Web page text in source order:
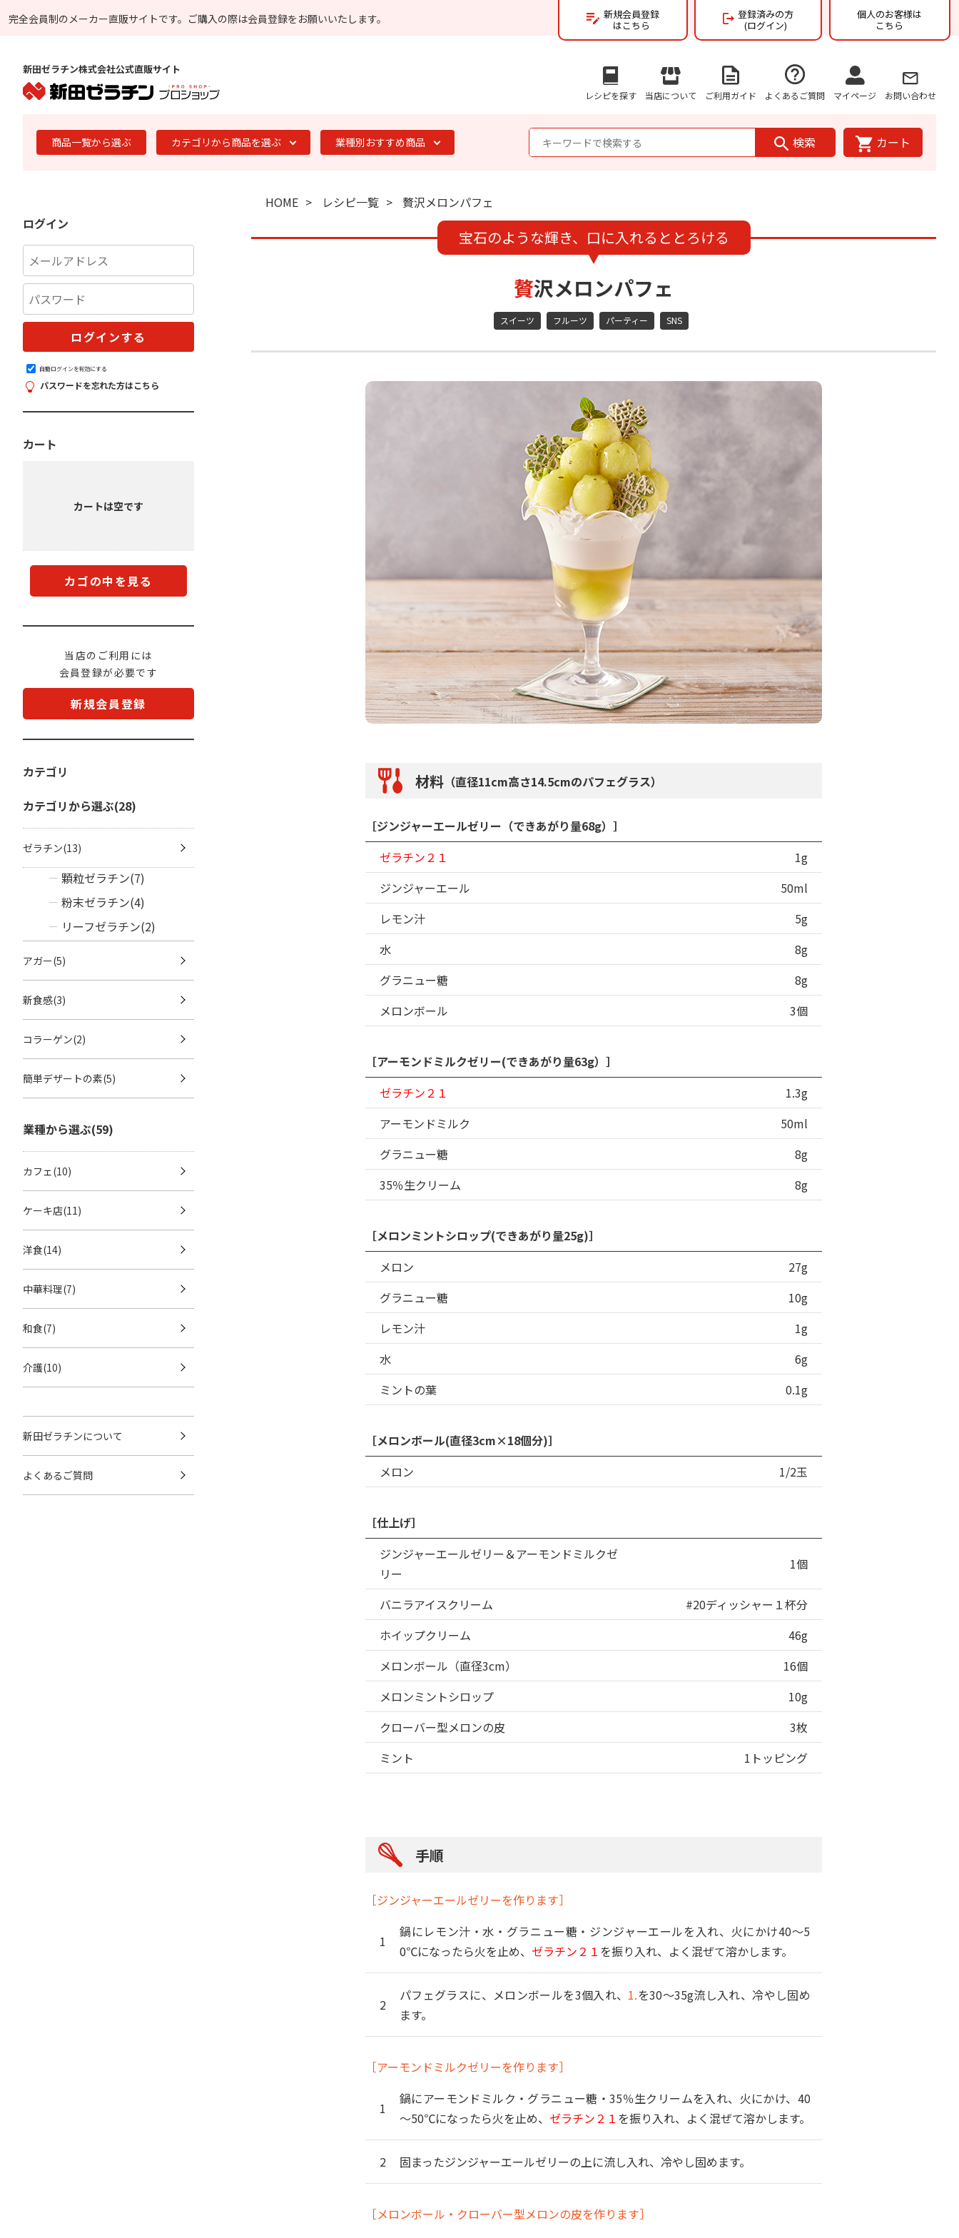
完全会員制のメーカー直販サイトです。 ご購入の際は会員登録をお願いいたします。
新規会員登録
はこちら
登録済みの方
(ログイン)
個人のお客様は
こちら
新田ゼラチン株式会社公式直販サイト
レシピを探す 当店について ご利用ガイド よくあるご質問 マイページ お問い合わせ
商品一覧から選ぶ カテゴリから商品を選ぶ 業種別おすすめ商品 検索 カート
ログイン
自動ログインを有効にする
パスワードを忘れた方はこちら
カート
カートは空です
カゴの中を見る
当店のご利用には
会員登録が必要です
新規会員登録
カテゴリ
カテゴリから選ぶ(28)
ゼラチン(13)
顆粒ゼラチン(7)
粉末ゼラチン(4)
リーフゼラチン(2)
アガー(5)
新食感(3)
コラーゲン(2)
簡単デザートの素(5)
業種から選ぶ(59)
カフェ(10)
ケーキ店(11)
洋食(14)
中華料理(7)
和食(7)
介護(10)
新田ゼラチンについて
よくあるご質問
HOME レシピ一覧 贅沢メロンパフェ
宝石のような輝き、口に入れるととろける
贅沢メロンパフェ
スイーツ フルーツ パーティー SNS
材料 （直径11cm高さ14.5cmのパフェグラス）
［ジンジャーエールゼリー（できあがり量68g）］
ゼラチン２１
1g
ジンジャーエール
50ml
レモン汁
5g
水
8g
グラニュー糖
8g
メロンボール
3個
［アーモンドミルクゼリー(できあがり量63g）］
ゼラチン２１
1.3g
アーモンドミルク
50ml
グラニュー糖
8g
35％生クリーム
8g
［メロンミントシロップ(できあがり量25g)］
メロン
27g
グラニュー糖
10g
レモン汁
1g
水
6g
ミントの葉
0.1g
［メロンボール(直径3cm×18個分)］
メロン
1/2玉
［仕上げ］
ジンジャーエールゼリー＆アーモンドミルクゼ
リー
1個
バニラアイスクリーム
#20ディッシャー１杯分
ホイップクリーム
46g
メロンボール（直径3cm）
16個
メロンミントシロップ
10g
クローバー型メロンの皮
3枚
ミント
1トッピング
手順
［ジンジャーエールゼリーを作ります］
鍋にレモン汁・水・グラニュー糖・ジンジャーエールを入れ、火にかけ40～5
0℃になったら火を止め、 ゼラチン２１を振り入れ、よく混ぜて溶かします。
パフェグラスに、メロンボールを3個入れ、 1.を30～35g流し入れ、冷やし固め
ます。
［アーモンドミルクゼリーを作ります］
鍋にアーモンドミルク・グラニュー糖・35％生クリームを入れ、火にかけ、40
～50℃になったら火を止め、 ゼラチン２１を振り入れ、よく混ぜて溶かします。
固まったジンジャーエールゼリーの上に流し入れ、冷やし固めます。
［メロンボール・クローバー型メロンの皮を作ります］